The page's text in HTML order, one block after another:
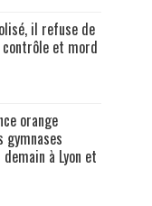
il refuse de
et mord
orange
gymnases
à Lyon et